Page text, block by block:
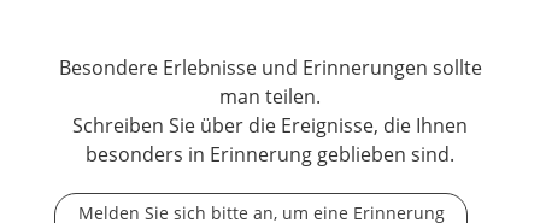
Besondere Erlebnisse und Erinnerungen sollte
man teilen.
Schreiben Sie über die Ereignisse, die Ihnen
besonders in Erinnerung geblieben sind.
Melden Sie sich bitte an, um eine Erinnerung